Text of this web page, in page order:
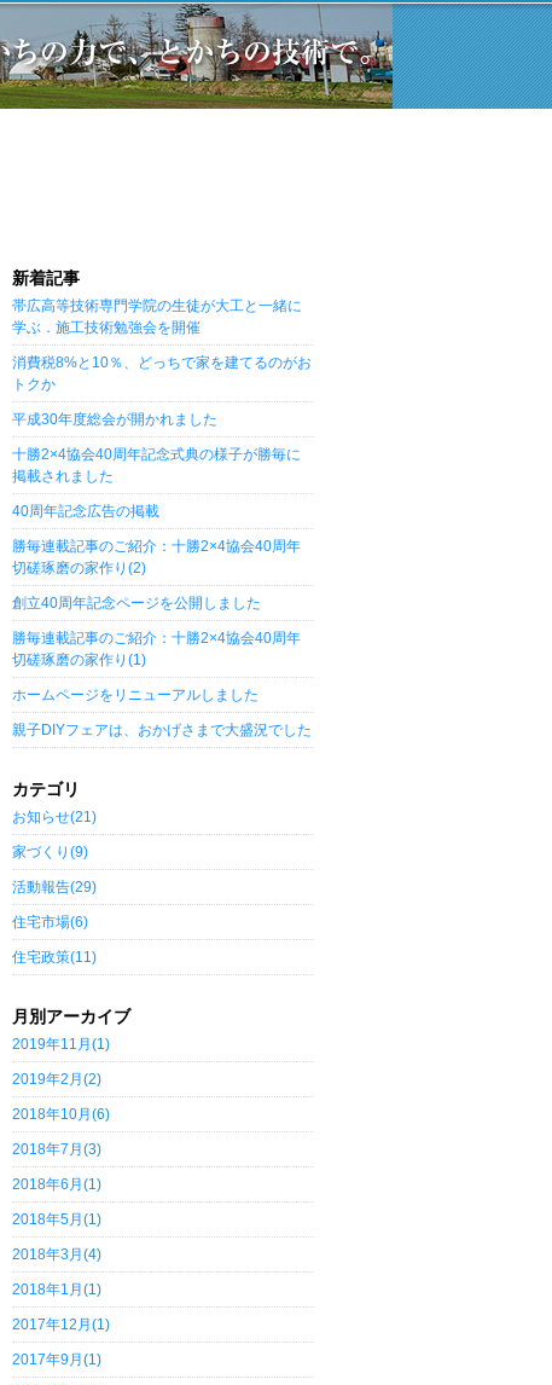
新着記事
帯広高等技術専門学院の生徒が大工と一緒に
学ぶ．施工技術勉強会を開催
消費税8%と10％、どっちで家を建てるのがお
トクか
平成30年度総会が開かれました
十勝2×4協会40周年記念式典の様子が勝毎に
掲載されました
40周年記念広告の掲載
勝毎連載記事のご紹介：十勝2×4協会40周年
切磋琢磨の家作り(2)
創立40周年記念ページを公開しました
勝毎連載記事のご紹介：十勝2×4協会40周年
切磋琢磨の家作り(1)
ホームページをリニューアルしました
親子DIYフェアは、おかげさまで大盛況でした
カテゴリ
お知らせ(21)
家づくり(9)
活動報告(29)
住宅市場(6)
住宅政策(11)
月別アーカイブ
2019年11月 (1)
2019年2月 (2)
2018年10月 (6)
2018年7月 (3)
2018年6月 (1)
2018年5月 (1)
2018年3月 (4)
2018年1月 (1)
2017年12月 (1)
2017年9月 (1)